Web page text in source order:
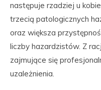
następuje rzadziej u
trzecią patologicznych
oraz większa
liczby hazardzistów. Z
zajmujące się
uzależnienia.